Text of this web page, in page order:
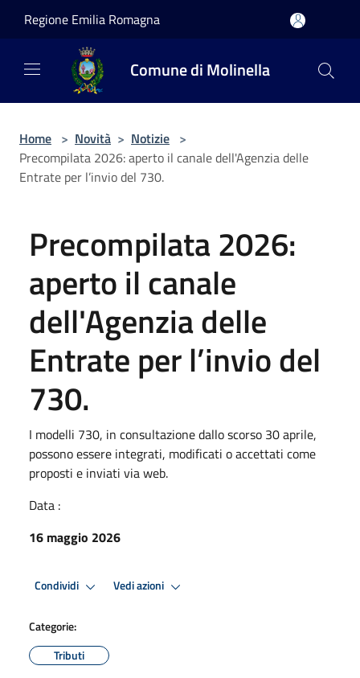
Regione Emilia Romagna
Comune di Molinella
Home > Novità > Notizie >
Precompilata 2026: aperto il canale dell'Agenzia delle
Entrate per l’invio del 730.
Precompilata 2026:
aperto il canale
dell'Agenzia delle
Entrate per l’invio del
730.
I modelli 730, in consultazione dallo scorso 30 aprile,
possono essere integrati, modificati o accettati come
proposti e inviati via web.
Data :
16 maggio 2026
Condividi Vedi azioni
Categorie:
Tributi